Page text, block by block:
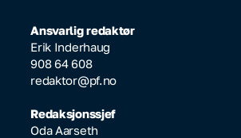
Ansvarlig redaktør
Erik Inderhaug
908 64 608
redaktor@pf.no
Redaksjonssjef
Oda Aarseth